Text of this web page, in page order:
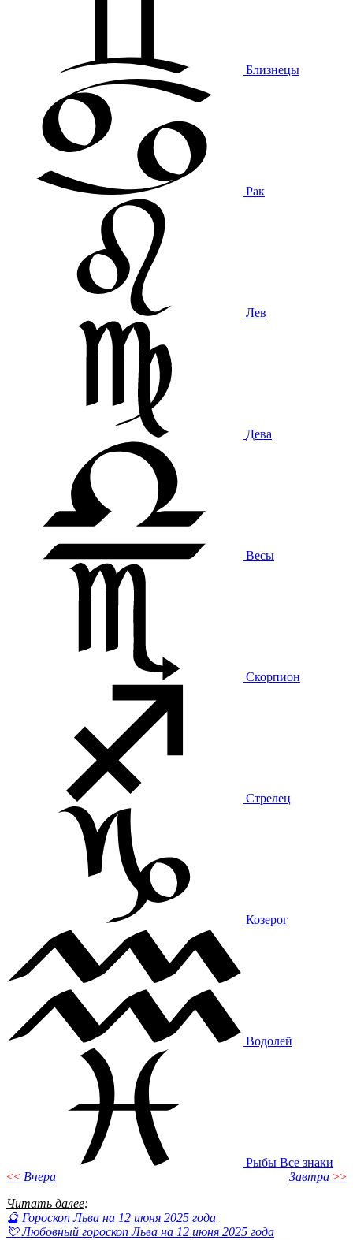
Близнецы
Рак
Лев
Дева
Весы
Скорпион
Стрелец
Козерог
Водолей
Рыбы Все знаки
<< Вчера Завтра >>
Читать далее:
🔮 Гороскоп Льва на 12 июня 2025 года
💘 Любовный гороскоп Льва на 12 июня 2025 года